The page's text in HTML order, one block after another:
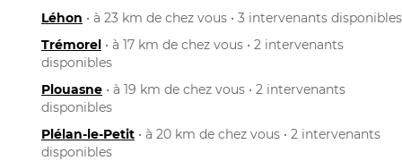
Léhon • à 23 km de chez vous • 3 intervenants disponibles
Trémorel • à 17 km de chez vous • 2 intervenants
disponibles
Plouasne • à 19 km de chez vous • 2 intervenants
disponibles
Plélan-le-Petit • à 20 km de chez vous • 2 intervenants
disponibles